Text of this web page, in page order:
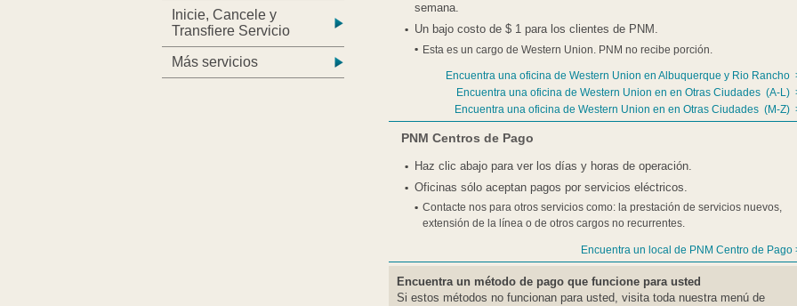
Inicie, Cancele y
Transfiere Servicio
Más servicios
semana.
Un bajo costo de $ 1 para los clientes de PNM.
Esta es un cargo de Western Union. PNM no recibe porción.
Encuentra una oficina de Western Union en Albuquerque y Rio Rancho
Encuentra una oficina de Western Union en en Otras Ciudades (A-L)
Encuentra una oficina de Western Union en en Otras Ciudades (M-Z)
PNM Centros de Pago
Haz clic abajo para ver los días y horas de operación.
Oficinas sólo aceptan pagos por servicios eléctricos.
Contacte nos para otros servicios como: la prestación de servicios nuevos,
extensión de la línea o de otros cargos no recurrentes.
Encuentra un local de PNM Centro de Pago
Encuentra un método de pago que funcione para usted
Si estos métodos no funcionan para usted, visita toda nuestra menú de